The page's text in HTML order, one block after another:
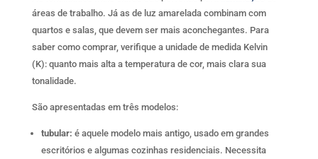
áreas de trabalho. Já as de luz amarelada combinam com
quartos e salas, que devem ser mais aconchegantes. Para
saber como comprar, verifique a unidade de medida Kelvin
(K): quanto mais alta a temperatura de cor, mais clara sua
tonalidade.
São apresentadas em três modelos:
tubular: é aquele modelo mais antigo, usado em grandes
escritórios e algumas cozinhas residenciais. Necessita